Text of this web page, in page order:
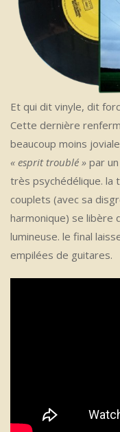
Et qui dit vinyle, dit
Cette dernière
beaucoup moins
« esprit troublé » par
très psychédélique. la
couplets (avec sa
harmonique) se libère
lumineuse. le final
empilées de guitares.